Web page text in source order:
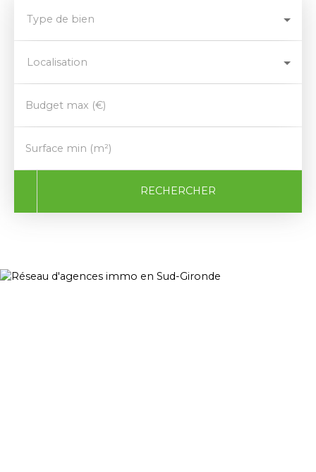
Type de bien
Localisation
Budget max (€)
Surface min (m²)
RECHERCHER